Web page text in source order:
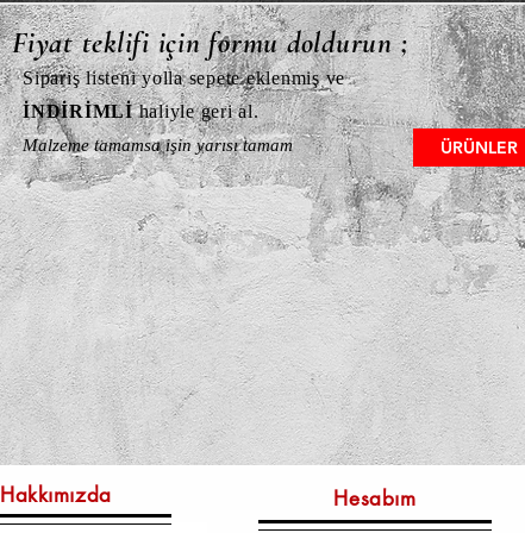
Fiyat teklifi için formu doldurun ;
Sipariş listeni yolla sepete eklenmiş ve
İNDİRİMLİhaliyle geri al.
Malzeme tamamsa işin yarısı tamam ÜRÜNLER
Hakkımızda Hesabım